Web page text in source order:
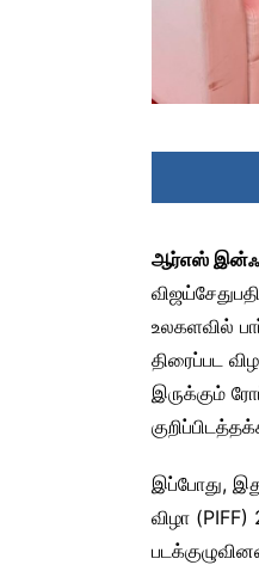
ஆர்எஸ்
உலகளவில்
திரைப்பட
இருக்கும்
இப்போது,
விழா (PIFF)